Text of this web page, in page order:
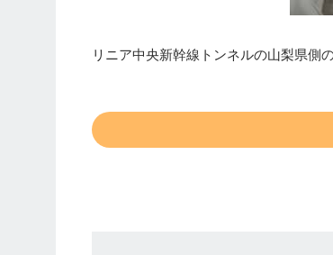
リニア中央新幹線トンネルの山梨県側